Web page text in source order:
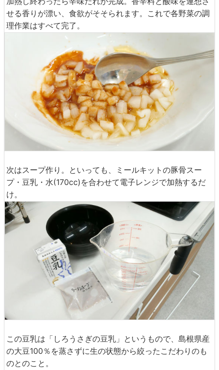
せる香りが漂い、食欲がそそられます。これで各野菜の調
理作業はすべて完了。
次はスープ作り。といっても、ミールキットの豚骨スー
プ・豆乳・水(170cc)を合わせて電子レンジで加熱するだ
け。
この豆乳は「しろうさぎの豆乳」というもので、島根県産
の大豆100％を蒸さずに生の状態から絞ったこだわりのも
のとのこと。